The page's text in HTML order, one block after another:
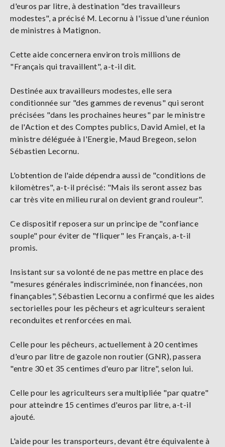
d'euros par litre, à destination "des travailleurs
modestes", a précisé M. Lecornu à l'issue d'une réunion
de ministres à Matignon.
Cette aide concernera environ trois millions de
"Français qui travaillent", a-t-il dit.
Destinée aux travailleurs modestes, elle sera
conditionnée sur "des gammes de revenus" qui seront
précisées "dans les prochaines heures" par le ministre
de l'Action et des Comptes publics, David Amiel, et la
ministre déléguée à l'Energie, Maud Bregeon, selon
Sébastien Lecornu.
L'obtention de l'aide dépendra aussi de "conditions de
kilomètres", a-t-il précisé: "Mais ils seront assez bas
car très vite en milieu rural on devient grand rouleur".
Ce dispositif reposera sur un principe de "confiance
souple" pour éviter de "fliquer" les Français, a-t-il
promis.
Insistant sur sa volonté de ne pas mettre en place des
"mesures générales indiscriminée, non financées, non
finançables", Sébastien Lecornu a confirmé que les aides
sectorielles pour les pêcheurs et agriculteurs seraient
reconduites et renforcées en mai.
Celle pour les pêcheurs, actuellement à 20 centimes
d'euro par litre de gazole non routier (GNR), passera
"entre 30 et 35 centimes d'euro par litre", selon lui.
Celle pour les agriculteurs sera multipliée "par quatre"
pour atteindre 15 centimes d'euros par litre, a-t-il
ajouté.
L'aide pour les transporteurs, devant être équivalente à